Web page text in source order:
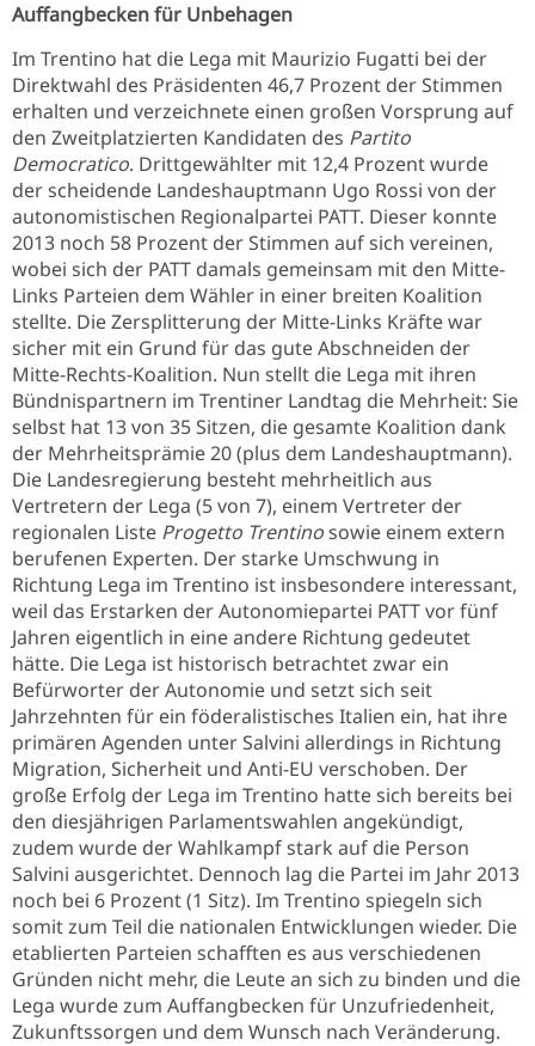
Auffangbecken für Unbehagen
Im Trentino hat die Lega mit Maurizio Fugatti bei der
Direktwahl des Präsidenten 46,7 Prozent der Stimmen
erhalten und verzeichnete einen großen Vorsprung auf
den Zweitplatzierten Kandidaten des Partito
Democratico. Drittgewählter mit 12,4 Prozent wurde
der scheidende Landeshauptmann Ugo Rossi von der
autonomistischen Regionalpartei PATT. Dieser konnte
2013 noch 58 Prozent der Stimmen auf sich vereinen,
wobei sich der PATT damals gemeinsam mit den Mitte-
Links Parteien dem Wähler in einer breiten Koalition
stellte. Die Zersplitterung der Mitte-Links Kräfte war
sicher mit ein Grund für das gute Abschneiden der
Mitte-Rechts-Koalition. Nun stellt die Lega mit ihren
Bündnispartnern im Trentiner Landtag die Mehrheit: Sie
selbst hat 13 von 35 Sitzen, die gesamte Koalition dank
der Mehrheitsprämie 20 (plus dem Landeshauptmann).
Die Landesregierung besteht mehrheitlich aus
Vertretern der Lega (5 von 7), einem Vertreter der
regionalen Liste Progetto Trentinosowie einem extern
berufenen Experten. Der starke Umschwung in
Richtung Lega im Trentino ist insbesondere interessant,
weil das Erstarken der Autonomiepartei PATT vor fünf
Jahren eigentlich in eine andere Richtung gedeutet
hätte. Die Lega ist historisch betrachtet zwar ein
Befürworter der Autonomie und setzt sich seit
Jahrzehnten für ein föderalistisches Italien ein, hat ihre
primären Agenden unter Salvini allerdings in Richtung
Migration, Sicherheit und Anti-EU verschoben. Der
große Erfolg der Lega im Trentino hatte sich bereits bei
den diesjährigen Parlamentswahlen angekündigt,
zudem wurde der Wahlkampf stark auf die Person
Salvini ausgerichtet. Dennoch lag die Partei im Jahr 2013
noch bei 6 Prozent (1 Sitz). Im Trentino spiegeln sich
somit zum Teil die nationalen Entwicklungen wieder. Die
etablierten Parteien schafften es aus verschiedenen
Gründen nicht mehr, die Leute an sich zu binden und die
Lega wurde zum Auffangbecken für Unzufriedenheit,
Zukunftssorgen und dem Wunsch nach Veränderung.